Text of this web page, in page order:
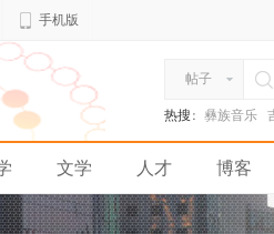
手机版
帖子
热搜: 彝族音乐
文学 人才 博客